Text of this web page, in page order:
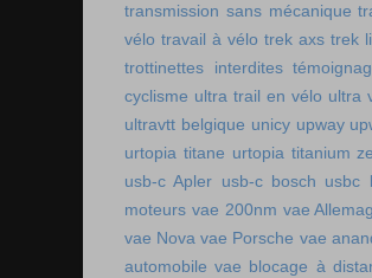
transmission sans mécanique
vélo travail à vélo trek axs trek
trottinettes interdites
cyclisme ultra trail en vélo ultra
ultravtt belgique unicy upway
urtopia titane urtopia titanium
usb-c Apler usb-c bosch usbc
moteurs vae 200nm vae
vae Nova vae Porsche vae
automobile vae blocage à